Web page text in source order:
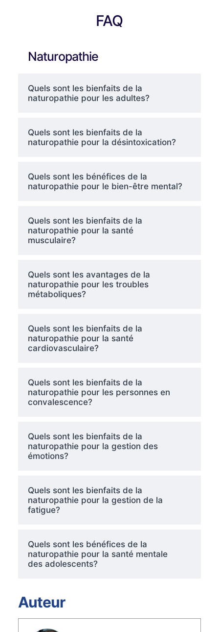
FAQ
Naturopathie
Quels sont les bienfaits de la
naturopathie pour les adultes?
Quels sont les bienfaits de la
naturopathie pour la désintoxication?
Quels sont les bénéfices de la
naturopathie pour le bien-être mental?
Quels sont les bienfaits de la
naturopathie pour la santé
musculaire?
Quels sont les avantages de la
naturopathie pour les troubles
métaboliques?
Quels sont les bienfaits de la
naturopathie pour la santé
cardiovasculaire?
Quels sont les bienfaits de la
naturopathie pour les personnes en
convalescence?
Quels sont les bienfaits de la
naturopathie pour la gestion des
émotions?
Quels sont les bienfaits de la
naturopathie pour la gestion de la
fatigue?
Quels sont les bénéfices de la
naturopathie pour la santé mentale
des adolescents?
Auteur